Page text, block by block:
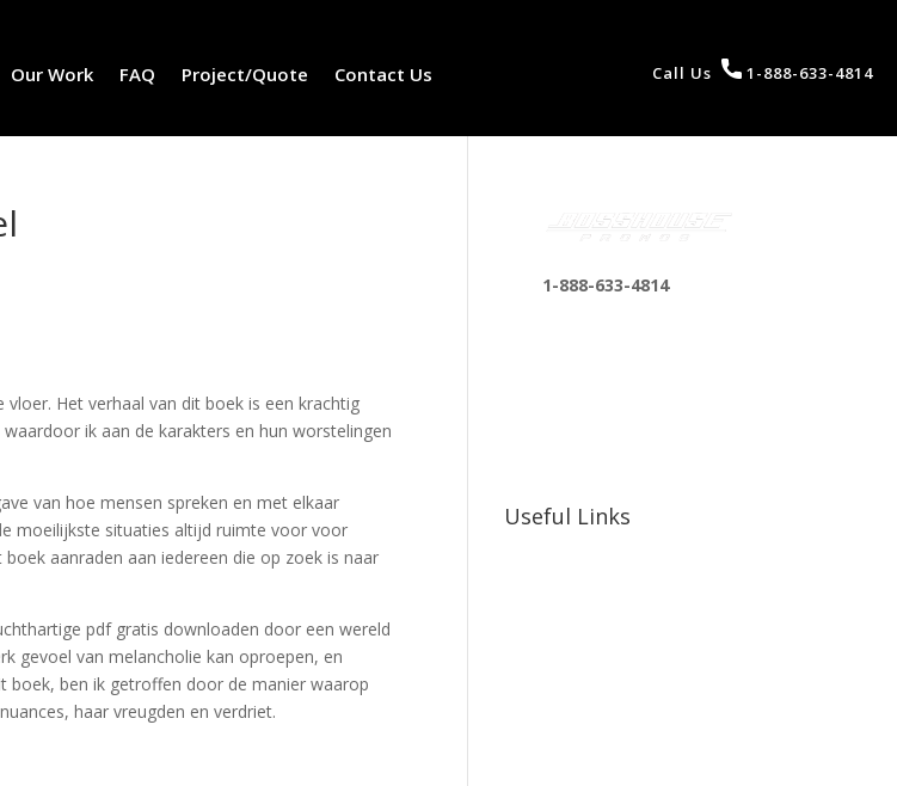
Our Work FAQ Project/Quote Contact Us Call Us 1-888-633-4814
Het verhaal van dit boek is een krachtig
ik aan de karakters en hun worstelingen
van hoe mensen spreken en met elkaar
moeilijkste situaties altijd ruimte voor voor
aanraden aan iedereen die op zoek is naar
pdf gratis downloaden door een wereld
gevoel van melancholie kan oproepen, en
boek, ben ik getroffen door de manier waarop
haar vreugden en verdriet.
1-888-633-4814
Useful Links